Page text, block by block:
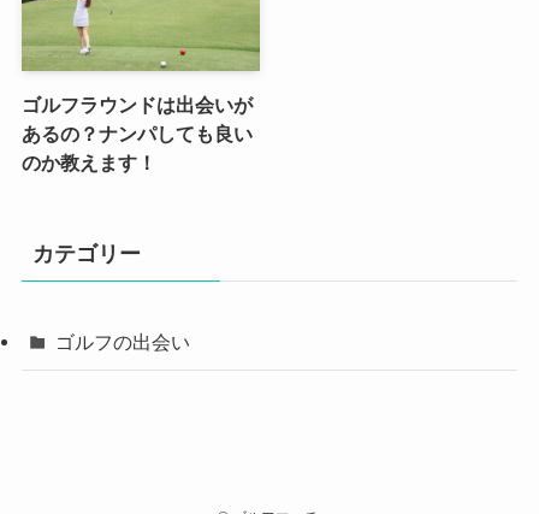
ゴルフラウンドは出会いが
あるの？ナンパしても良い
のか教えます！
カテゴリー
ゴルフの出会い